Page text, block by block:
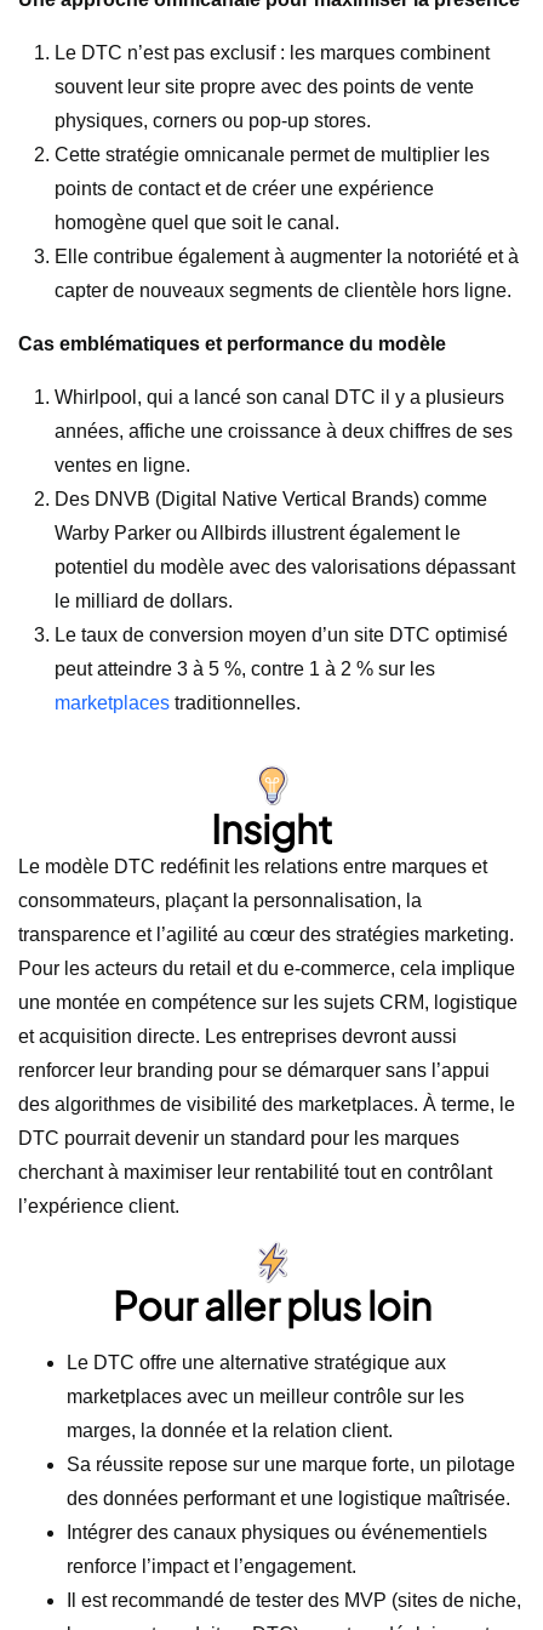
Le DTC n’est pas exclusif : les marques combinent
souvent leur site propre avec des points de vente
physiques, corners ou pop-up stores.
Cette stratégie omnicanale permet de multiplier les
points de contact et de créer une expérience
homogène quel que soit le canal.
Elle contribue également à augmenter la notoriété et à
capter de nouveaux segments de clientèle hors ligne.
Cas emblématiques et performance du modèle
Whirlpool, qui a lancé son canal DTC il y a plusieurs
années, affiche une croissance à deux chiffres de ses
ventes en ligne.
Des DNVB (Digital Native Vertical Brands) comme
Warby Parker ou Allbirds illustrent également le
potentiel du modèle avec des valorisations dépassant
le milliard de dollars.
Le taux de conversion moyen d’un site DTC optimisé
peut atteindre 3 à 5 %, contre 1 à 2 % sur les
marketplaces traditionnelles.
Insight
Le modèle DTC redéfinit les relations entre marques et
consommateurs, plaçant la personnalisation, la
transparence et l’agilité au cœur des stratégies marketing.
Pour les acteurs du retail et du e-commerce, cela implique
une montée en compétence sur les sujets CRM, logistique
et acquisition directe. Les entreprises devront aussi
renforcer leur branding pour se démarquer sans l’appui
des algorithmes de visibilité des marketplaces. À terme, le
DTC pourrait devenir un standard pour les marques
cherchant à maximiser leur rentabilité tout en contrôlant
l’expérience client.
Pour aller plus loin
Le DTC offre une alternative stratégique aux
marketplaces avec un meilleur contrôle sur les
marges, la donnée et la relation client.
Sa réussite repose sur une marque forte, un pilotage
des données performant et une logistique maîtrisée.
Intégrer des canaux physiques ou événementiels
renforce l’impact et l’engagement.
Il est recommandé de tester des MVP (sites de niche,